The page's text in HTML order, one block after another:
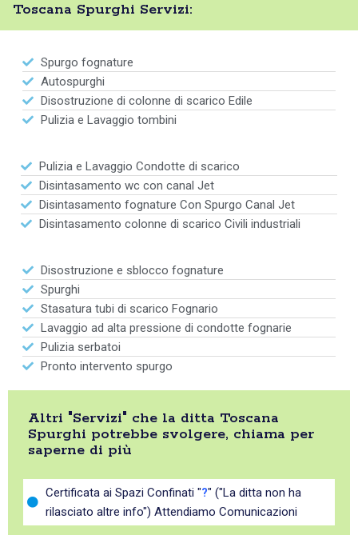
Toscana Spurghi Servizi:
Spurgo fognature
Autospurghi
Disostruzione di colonne di scarico Edile
Pulizia e Lavaggio tombini
Pulizia e Lavaggio Condotte di scarico
Disintasamento wc con canal Jet
Disintasamento fognature Con Spurgo Canal Jet
Disintasamento colonne di scarico Civili industriali
Disostruzione e sblocco fognature
Spurghi
Stasatura tubi di scarico Fognario
Lavaggio ad alta pressione di condotte fognarie
Pulizia serbatoi
Pronto intervento spurgo
Altri "Servizi" che la ditta Toscana
Spurghi potrebbe svolgere, chiama per
saperne di più
Certificata ai Spazi Confinati "?" ("La ditta non ha
rilasciato altre info") Attendiamo Comunicazioni